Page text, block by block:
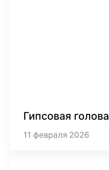
Гипсовая голова
11 февраля 2026